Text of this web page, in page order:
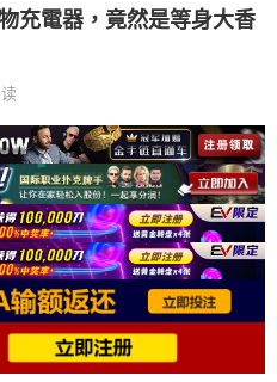
充電器，竟然是等身大香